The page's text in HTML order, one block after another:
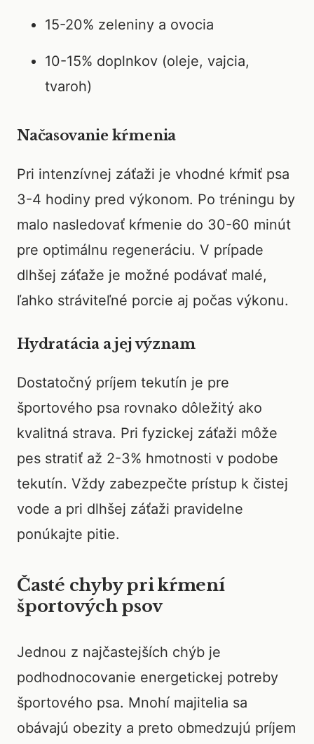
15-20% zeleniny a ovocia
10-15% doplnkov (oleje, vajcia,
tvaroh)
Načasovanie kŕmenia
Pri intenzívnej záťaži je vhodné kŕmiť psa
3-4 hodiny pred výkonom. Po tréningu by
malo nasledovať kŕmenie do 30-60 minút
pre optimálnu regeneráciu. V prípade
dlhšej záťaže je možné podávať malé,
ľahko stráviteľné porcie aj počas výkonu.
Hydratácia a jej význam
Dostatočný príjem tekutín je pre
športového psa rovnako dôležitý ako
kvalitná strava. Pri fyzickej záťaži môže
pes stratiť až 2-3% hmotnosti v podobe
tekutín. Vždy zabezpečte prístup k čistej
vode a pri dlhšej záťaži pravidelne
ponúkajte pitie.
Časté chyby pri kŕmení
športových psov
Jednou z najčastejších chýb je
podhodnocovanie energetickej potreby
športového psa. Mnohí majitelia sa
obávajú obezity a preto obmedzujú príjem